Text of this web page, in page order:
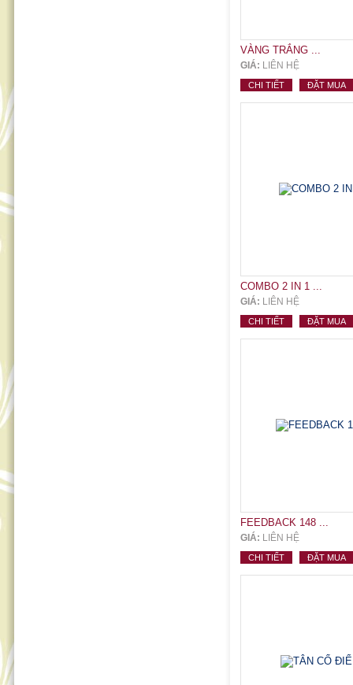
VÀNG TRẮNG ...
GIÁ: LIÊN HỆ
CHI TIẾT ĐẶT MUA
COMBO 2 IN 1 ...
GIÁ: LIÊN HỆ
CHI TIẾT ĐẶT MUA
FEEDBACK 148 ...
GIÁ: LIÊN HỆ
CHI TIẾT ĐẶT MUA